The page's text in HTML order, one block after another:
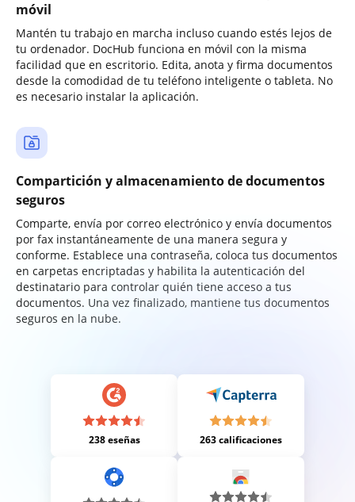
móvil
Mantén tu trabajo en marcha incluso cuando estés lejos de
tu ordenador. DocHub funciona en móvil con la misma
facilidad que en escritorio. Edita, anota y firma documentos
desde la comodidad de tu teléfono inteligente o tableta. No
es necesario instalar la aplicación.
Compartición y almacenamiento de documentos
seguros
Comparte, envía por correo electrónico y envía documentos
por fax instantáneamente de una manera segura y
conforme. Establece una contraseña, coloca tus documentos
en carpetas encriptadas y habilita la autenticación del
destinatario para controlar quién tiene acceso a tus
documentos. Una vez finalizado, mantiene tus documentos
seguros en la nube.
238 eseñas 263 calificaciones